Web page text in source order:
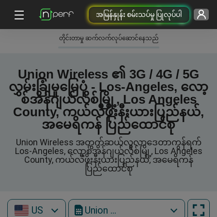
အမြန်နှုန်း စမ်းသပ်မှု ပြုလုပ်ပါ
တိုင်းတာမှု ဆက်လက်လုပ်ဆောင်နေသည်
Union Wireless ၏ 3G / 4G / 5G
လွှမ်းခြုံမှုမြေပုံ - Los-Angeles, လော့
စ်အိန်ဂျယ်လိစ်မြို့, Los Angeles
County, ကယ်လီဖိုးနီးယားပြည်နယ်,
အမေရိကန် ပြည်ထောင်စု
Union Wireless အတွက်ဆယ်လူလာဒေတာကွန်ရက်
Los-Angeles, လော့စ်အိန်ဂျယ်လိစ်မြို့, Los Angeles
County, ကယ်လီဖိုးနီးယားပြည်နယ်, အမေရိကန်
ပြည်ထောင်စု
US Union Wireless